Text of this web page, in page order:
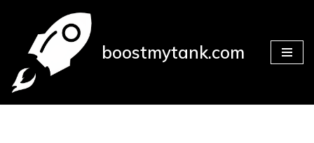
Přeskočit
obsah
boostmytank.com